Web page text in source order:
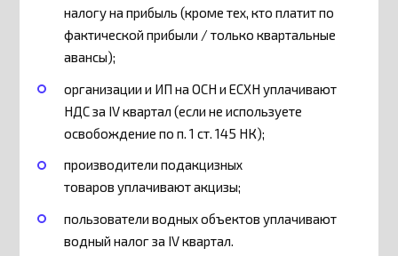
налогу на прибыль (кроме тех, кто платит по
фактической прибыли / только квартальные
авансы);
организации и ИП на ОСН и ЕСХН уплачивают
НДС за IV квартал (если не используете
освобождение по п. 1 ст. 145 НК);
производители подакцизных
товаров уплачивают акцизы;
пользователи водных объектов уплачивают
водный налог за IV квартал.